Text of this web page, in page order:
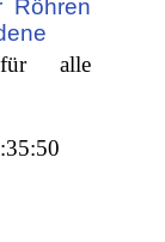
für alle